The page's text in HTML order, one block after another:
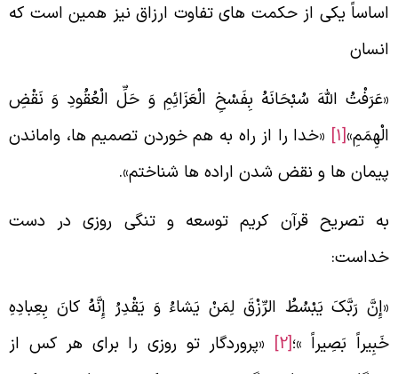
یکی از حکمت های تفاوت ارزاق نیز همین است که
اللَّهَ سُبْحَانَهُ بِفَسْخِ الْعَزَائِمِ وَ حَلِّ الْعُقُودِ وَ نَقْضِ
[1] «خدا را از راه به هم خوردن تصمیم ها، واماندن
ها و نقض شدن اراده ها شناختم».
تصریح قرآن کریم توسعه و تنگی روزی در دست
رَبَّکَ یَبْسُطُ الرِّزْقَ لِمَنْ یَشاءُ وَ یَقْدِرُ إِنَّهُ کانَ بِعِبادِهِ
بَصِیراً »؛ [2] «پروردگار تو روزی را برای هر کس از